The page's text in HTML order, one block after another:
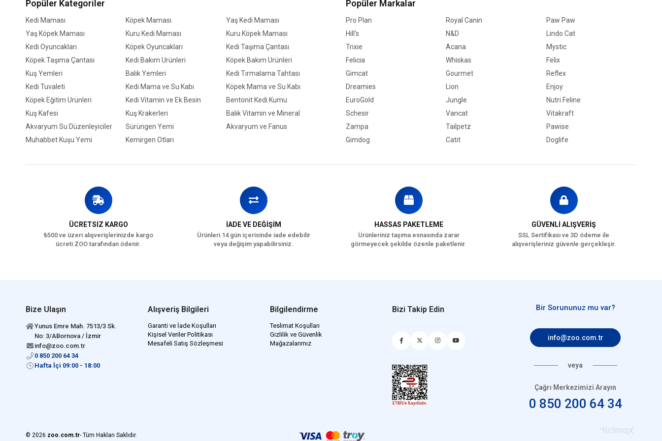
Omega-3 %2,00
DHA %0,85
Glukozamin 1000mg/kg
Kondroitin sülfat 700mg/kg
Besin Katkı Maddeleri
B6 Vitamini 4mg
B1 Vitamini 3mg
Biyotin 0.25mg
Folik asit 0.30mg
B12 Vitamini 0.04mg
Demir [Demir (II) sülfat monohidrat]: 14,5 mg
DL-metiyonin
Köpek Yaş Aralığı
Popüler Kategoriler
Kedi Maması Köpek Maması
Yaş Kedi Maması
Yaş Köpek Maması
Kuru Kedi Maması
Kuru Köpek Maması
Kedi Oyuncakları
Köpek Oyuncakları
Kedi Taşıma Çantası
Köpek Taşıma Çantası
Kedi Bakım Ürünleri
Köpek Bakım Ürünleri
Kuş Yemleri
Balık Yemleri
Kedi Tırmalama Tahtası
Kedi Tuvaleti
Kedi Mama ve Su Kabı
Köpek Mama ve Su Kabı
Köpek Eğitim Ürünleri
Kedi Vitamin ve Ek Besin
Bentonit Kedi Kumu
Kuş Kafesi
Kuş Krakerleri
Balık Vitamin ve Mineral
Akvaryum Su Düzenleyiciler
Sürüngen Yemi
Akvaryum ve Fanus
Muhabbet Kuşu Yemi
Kemirgen Otları
Popüler Markalar
Pro Plan Royal Canin
Paw Paw
Hill's
N&D
Lindo Cat
Trixie
Acana
Mystic
Felicia
Whiskas
Felix
Gimcat
Gourmet
Reflex
Dreamies
Lion
Enjoy
EuroGold
Jungle
Nutri Feline
Schesir
Vancat
Vitakraft
Zampa
Tailpetz
Pawise
Gimdog
Catit Doglife
ÜCRETSİZ KARGO
₺500 ve üzeri alışverişlerinizde kargo
ücreti ZOO tarafından ödenir.
İADE VE DEĞİŞİM
Ürünleri 14 gün içerisinde iade edebilir
veya değişim yapabilirsiniz.
HASSAS PAKETLEME
Ürünleriniz taşıma esnasında zarar
görmeyecek şekilde özenle paketlenir.
GÜVENLİ ALIŞVERİŞ
SSL Sertifikası ve 3D ödeme ile
alışverişleriniz güvenle gerçekleşir.
Bize Ulaşın
Yunus Emre Mah. 7513/3 Sk.
No: 3/ABornova / İzmir
info@zoo.com.tr
0 850 200 64 34
Hafta İçi 09:00 - 18:00
Alışveriş Bilgileri
Garanti ve İade Koşulları
Kişisel Veriler Politikası
Mesafeli Satış Sözleşmesi
Bilgilendirme
Teslimat Koşulları
Gizlilik ve Güvenlik
Mağazalarımız
Bizi Takip Edin Bir Sorununuz mu var?
info@zoo.com.tr
veya
Çağrı Merkezimizi Arayın
0 850 200 64 34
© 2026 zoo.com.tr- Tüm Hakları Saklıdır.